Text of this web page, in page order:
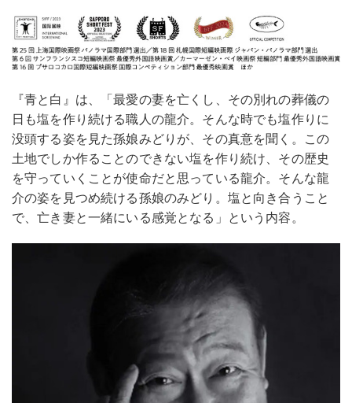
『青と白』は、「最愛の妻を亡くし、その別れの葬儀の
⽇も塩を作り続ける職⼈の⿓介。そんな時でも塩作りに
没頭する姿を⾒た孫娘みどりが、その真意を聞く。この
⼟地でしか作ることのできない塩を作り続け、その歴史
を守っていくことが使命だと思っている⿓介。そんな⿓
介の姿を⾒つめ続ける孫娘のみどり。塩と向き合うこと
で、亡き妻と⼀緒にいる感覚となる」という内容。